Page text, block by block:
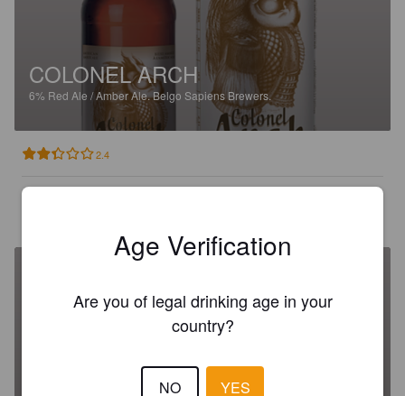
COLONEL ARCH
6% Red Ale / Amber Ale.Belgo Sapiens Brewers.
2.4
COLONEL ARCH
Age Verification
Are you of legal drinking age in your
country?
NO YES